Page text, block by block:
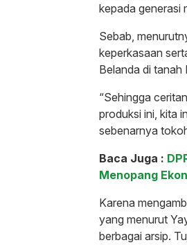
kepada generasi
Sebab,
keperkasaan
Belanda di tanah
“Sehingga
produksi ini, kita
sebenarnya
Baca Juga :
Menopang
Karena
yang menurut
berbagai arsip.